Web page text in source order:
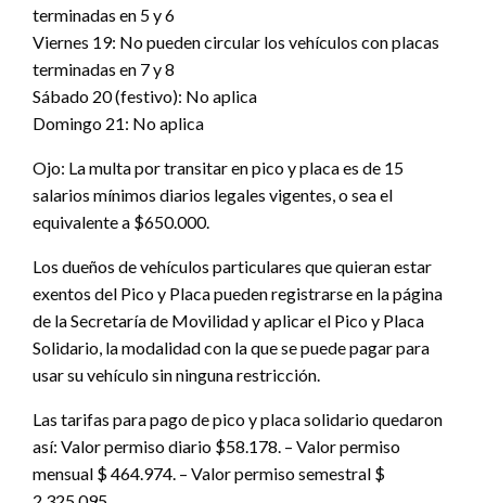
terminadas en 5 y 6
Viernes 19: No pueden circular los vehículos con placas
terminadas en 7 y 8
Sábado 20 (festivo): No aplica
Domingo 21: No aplica
Ojo: La multa por transitar en pico y placa es de 15
salarios mínimos diarios legales vigentes, o sea el
equivalente a $650.000.
Los dueños de vehículos particulares que quieran estar
exentos del Pico y Placa pueden registrarse en la página
de la Secretaría de Movilidad y aplicar el Pico y Placa
Solidario, la modalidad con la que se puede pagar para
usar su vehículo sin ninguna restricción.
Las tarifas para pago de pico y placa solidario quedaron
así: Valor permiso diario $58.178. – Valor permiso
mensual $ 464.974. – Valor permiso semestral $